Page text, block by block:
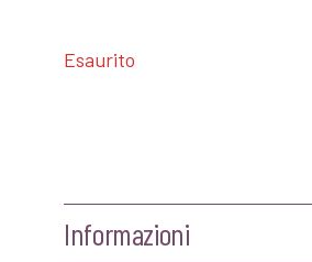
Esaurito
Informazioni